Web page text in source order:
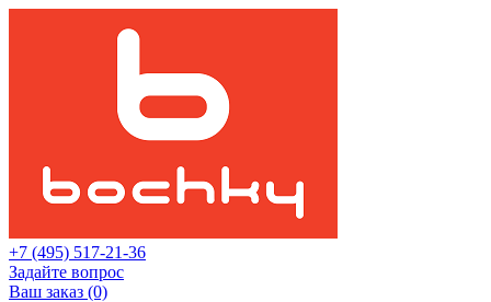
+7 (495) 517-21-36
Задайте вопрос
Ваш заказ (0)